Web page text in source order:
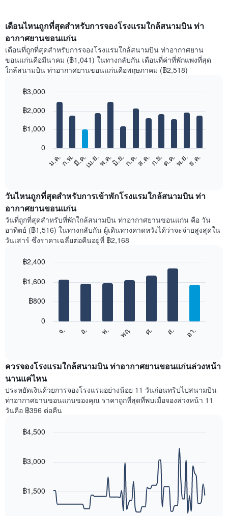
เดือนไหนถูกที่สุดสำหรับการจองโรงแรมใกล้สนามบิน ท่า
อากาศยานขอนแก่น
เดือนที่ถูกที่สุดสำหรับการจองโรงแรมใกล้สนามบิน ท่าอากาศยาน
ขอนแก่นคือมีนาคม (฿1,041) ในทางกลับกัน เดือนที่ค่าที่พักแพงที่สุด
ใกล้สนามบิน ท่าอากาศยานขอนแก่นคือพฤษภาคม (฿2,518)
chart
12
bars.
แสดง
ราคา
เฉลี่ย
ของ
ห้อง
พัก
แต่ละ
แผนภูมิ
แกน
มี
แกน
Y
1
แกน
แแส
ดง
ราคา
ห้อง
graphic.
ม.ค.ก.พ.มี.ค.เม.ย.พ.ค.มิ.ย.ก.ค.ส.ค.ก.ย.ต.ค.พ.ย.ธ.ค.
0
฿1,000
฿2,000
฿3,000
วันไหนถูกที่สุดสำหรับการเข้าพักโรงแรมใกล้สนามบิน ท่า
อากาศยานขอนแก่น
วันที่ถูกที่สุดสำหรับที่พักใกล้สนามบิน ท่าอากาศยานขอนแก่น คือ วัน
อาทิตย์ (฿1,516) ในทางกลับกัน ผู้เดินทางคาดหวังได้ว่าจะจ่ายสูงสุดใน
วันเสาร์ ซึ่งราคาเฉลี่ยต่อคืนอยู่ที่ ฿2,168
chart
bars.
แผนภูมิ
แสดง
ราคา
เฉลี่ย
ของ
ห้อง
พัก
แต่ละ
สัปดาห์
แกน
graphic.
จ. อ. พ. พฤ. ศ. ส. อา.
0
฿800
฿1,600
฿2,400
ควรจองโรงแรมใกล้สนามบิน ท่าอากาศยานขอนแก่นล่วงหน้า
นานแค่ไหน
ประหยัดเงินด้วยการจองโรงแรมอย่างน้อย 11 วันก่อนทริปไปสนามบิน
ท่าอากาศยานขอนแก่นของคุณ ราคาถูกที่สุดที่พบเมื่อจองล่วงหน้า 11
วันคือ ฿396 ต่อคืน
with
฿1,500
฿3,000
฿4,500